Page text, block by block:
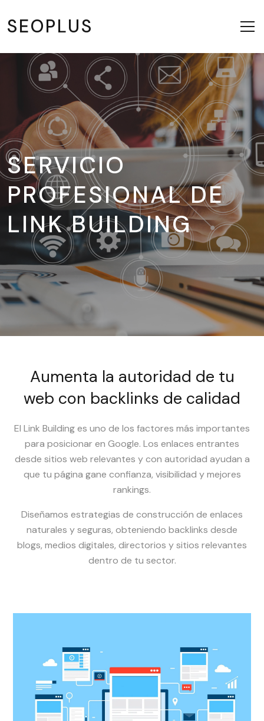
SEOPLUS
SERVICIO
PROFESIONAL DE
LINK BUILDING
Aumenta la autoridad de tu
web con backlinks de calidad
El Link Building es uno de los factores más importantes
para posicionar en Google. Los enlaces entrantes
desde sitios web relevantes y con autoridad ayudan a
que tu página gane confianza, visibilidad y mejores
rankings.
Diseñamos estrategias de construcción de enlaces
naturales y seguras, obteniendo backlinks desde
blogs, medios digitales, directorios y sitios relevantes
dentro de tu sector.